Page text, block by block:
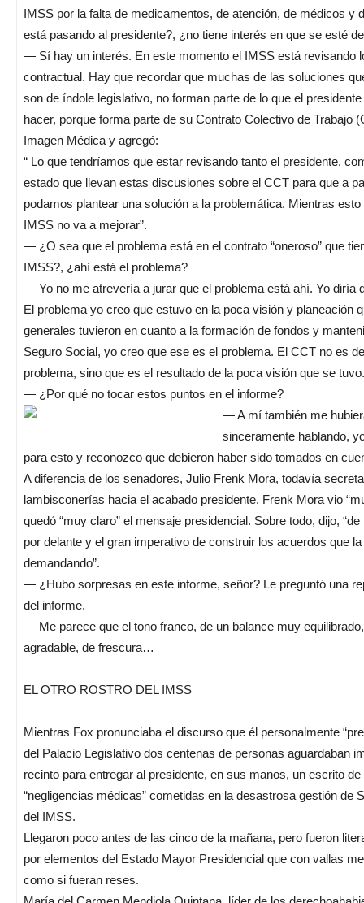
IMSS por la falta de medicamentos, de atención, de médicos y
está pasando al presidente?, ¿no tiene interés en que se esté
— Sí hay un interés. En este momento el IMSS está revisando
contractual. Hay que recordar que muchas de las soluciones
son de índole legislativo, no forman parte de lo que el
hacer, porque forma parte de su Contrato Colectivo de Trabajo
Imagen Médica y agregó:
“ Lo que tendríamos que estar revisando tanto el presidente,
estado que llevan estas discusiones sobre el CCT para que a
podamos plantear una solución a la problemática. Mientras
IMSS no va a mejorar”.
— ¿O sea que el problema está en el contrato “oneroso” que
IMSS?, ¿ahí está el problema?
— Yo no me atrevería a jurar que el problema está ahí. Yo diría
El problema yo creo que estuvo en la poca visión y planeación
generales tuvieron en cuanto a la formación de fondos y
Seguro Social, yo creo que ese es el problema. El CCT no es
problema, sino que es el resultado de la poca visión que se tuvo.
— ¿Por qué no tocar estos puntos en el informe?
— A mí también me
sinceramente hablando,
para esto y reconozco que debieron haber sido tomados en
A diferencia de los senadores, Julio Frenk Mora, todavía
lambisconerías hacia el acabado presidente. Frenk Mora vio
quedó “muy claro” el mensaje presidencial. Sobre todo, dijo,
por delante y el gran imperativo de construir los acuerdos que
demandando”.
— ¿Hubo sorpresas en este informe, señor? Le preguntó una
del informe.
— Me parece que el tono franco, de un balance muy
agradable, de frescura…
EL OTRO ROSTRO DEL IMSS
Mientras Fox pronunciaba el discurso que él personalmente
del Palacio Legislativo dos centenas de personas aguardaban
recinto para entregar al presidente, en sus manos, un escrito
“negligencias médicas” cometidas en la desastrosa gestión de
del IMSS.
Llegaron poco antes de las cinco de la mañana, pero fueron
por elementos del Estado Mayor Presidencial que con vallas
como si fueran reses.